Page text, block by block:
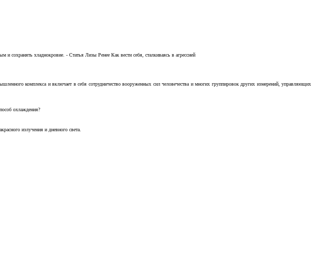
и сохранять хладнокровие. - Статья Лизы Ренее Как вести себя, сталкиваясь в агрессией
комплекса и включает в себя сотрудничество вооруженных сил человечества и многих группировок других измерений, управляющих
охлаждения?
излучения и дневного света.